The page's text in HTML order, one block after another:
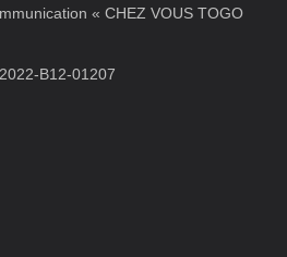
« CHEZ VOUS TOGO
B12-01207